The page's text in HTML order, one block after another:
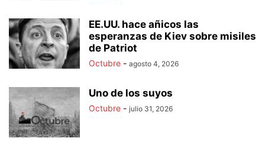
EE.UU. hace añicos las
esperanzas de Kiev sobre misiles
de Patriot
Octubre - agosto 4, 2026
Uno de los suyos
Octubre - julio 31, 2026